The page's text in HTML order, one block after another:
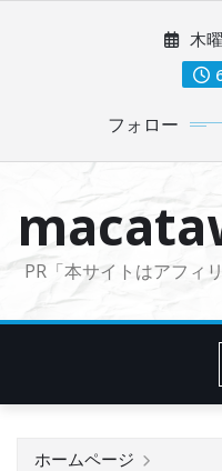
に
木
フォロー
PR「本サイトはアフィ
ホームページ